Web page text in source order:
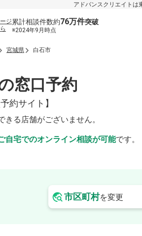
アドバンスクリエイトは
ジ 累計相談件数約76万件突破
※2024年9月時点
宮城県 白石市
窓口予約
約サイト】
る店舗がございません。
自宅でのオンライン相談が可能です。
市区町村を変更